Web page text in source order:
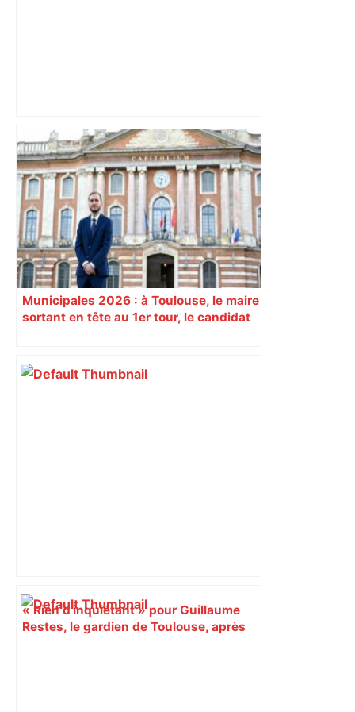
Après la fusion avec la liste PS
Toulouse, le candidat LFI salue "une
dynamique qui nous oblige à la
responsabilité" – Franceinfo
Municipales 2026 : à Toulouse, le maire
sortant en tête au 1er tour, le candidat
« Rien d'inquiétant » pour Guillaume
Restes, le gardien de Toulouse, après